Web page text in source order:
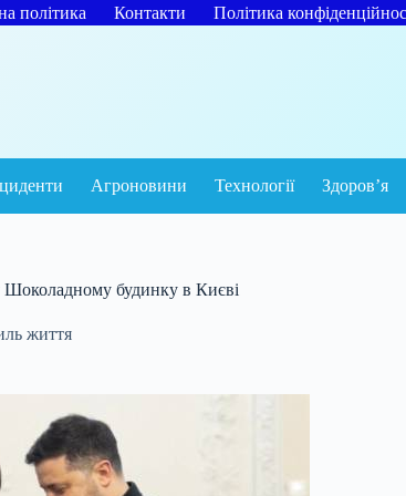
політика Контакти Політика
Агроновини Технології Здоров’я
Шоколадному будинку в Києві
життя